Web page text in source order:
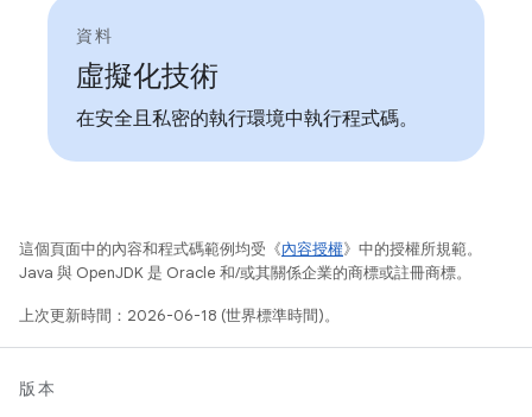
資料
虛擬化技術
在安全且私密的執行環境中執行程式碼。
這個頁面中的內容和程式碼範例均受《內容授權》中的授權所規範。
Java 與 OpenJDK 是 Oracle 和/或其關係企業的商標或註冊商標。
上次更新時間：2026-06-18 (世界標準時間)。
版本